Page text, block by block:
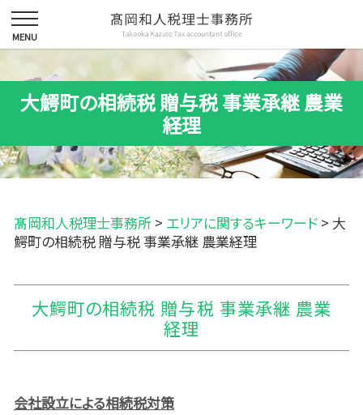
大鰐町の相続税 贈与税 事業承継 農業
経理
髙岡和人税理士事務所 > エリアに関するキーワード > 大
鰐町の相続税 贈与税 事業承継 農業経理
大鰐町の相続税 贈与税 事業承継 農業
経理
会社設立による相続税対策